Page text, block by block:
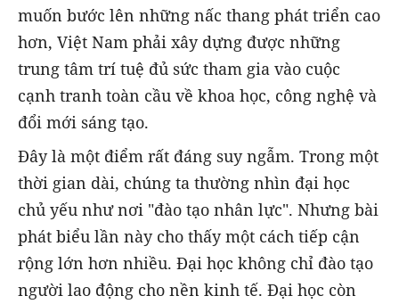
muốn bước lên những nấc thang phát triển cao
hơn, Việt Nam phải xây dựng được những
trung tâm trí tuệ đủ sức tham gia vào cuộc
cạnh tranh toàn cầu về khoa học, công nghệ và
đổi mới sáng tạo.
Đây là một điểm rất đáng suy ngẫm. Trong một
thời gian dài, chúng ta thường nhìn đại học
chủ yếu như nơi "đào tạo nhân lực". Nhưng bài
phát biểu lần này cho thấy một cách tiếp cận
rộng lớn hơn nhiều. Đại học không chỉ đào tạo
người lao động cho nền kinh tế. Đại học còn